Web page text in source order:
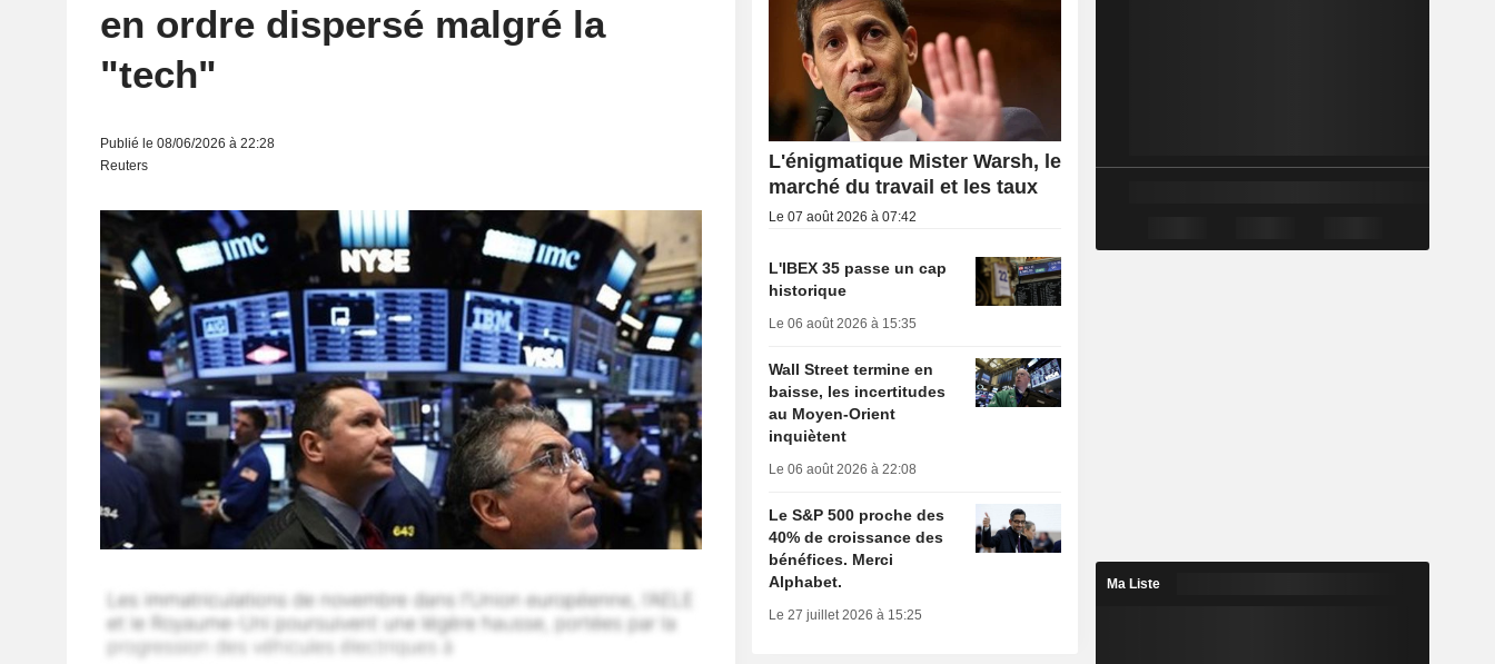
en ordre dispersé malgré la
"tech"
Publié le 08/06/2026 à 22:28
Reuters
L'énigmatique Mister Warsh, le
marché du travail et les taux
Le 07 août 2026 à 07:42
L'IBEX 35 passe un cap
historique
Le 06 août 2026 à 15:35
Wall Street termine en
baisse, les incertitudes
au Moyen-Orient
inquiètent
Le 06 août 2026 à 22:08
Le S&P 500 proche des
40% de croissance des
bénéfices. Merci
Alphabet.
Le 27 juillet 2026 à 15:25
Ma Liste